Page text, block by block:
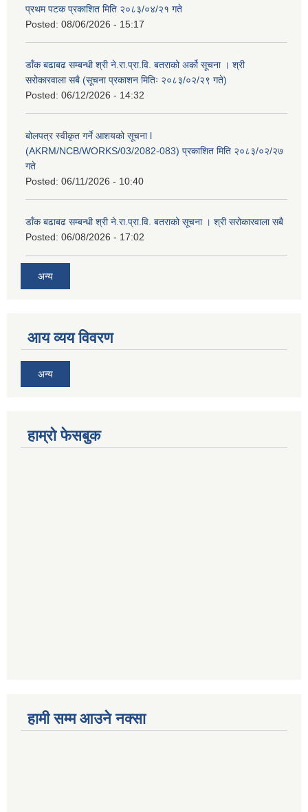
प्रथम पटक प्रकाशित मिति २०८३/०४/२१ गते
Posted: 08/06/2026 - 15:17
डाँक बढाबढ सम्बन्धी श्री ने.रा.प्रा.वि. बतराको अर्को सूचना । श्री
सरोकारवाला सबै (सूचना प्रकाशन मितिः २०८३/०२/२९ गते)
Posted: 06/12/2026 - 14:32
बोलपत्र स्वीकृत गर्ने आशयको सूचना l
(AKRM/NCB/WORKS/03/2082-083) प्रकाशित मिति २०८३/०२/२७
गते
Posted: 06/11/2026 - 10:40
डाँक बढाबढ सम्बन्धी श्री ने.रा.प्रा.वि. बतराको सूचना । श्री सरोकारवाला सबै
Posted: 06/08/2026 - 17:02
अन्य
आय व्यय विवरण
अन्य
हाम्रो फेसबुक
हामी सम्म आउने नक्सा